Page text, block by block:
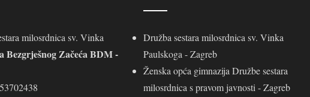
milosrdnica sv. Vinka
Bezgrješnog Začeća BDM -
Družba sestara milosrdnica sv. Vinka
Paulskoga - Zagreb
Ženska opća gimnazija Družbe sestara
milosrdnica s pravom javnosti - Zagreb